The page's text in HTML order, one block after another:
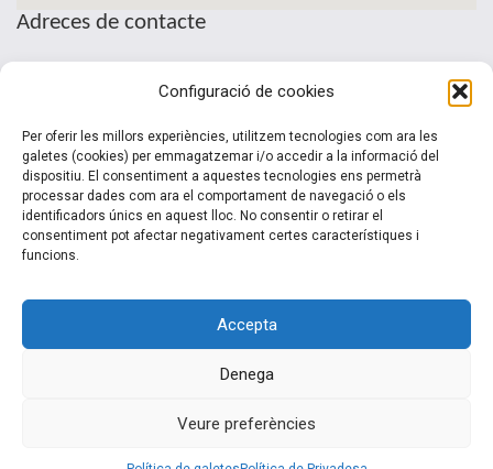
Configuració de cookies
Per oferir les millors experiències, utilitzem tecnologies com ara les
galetes (cookies) per emmagatzemar i/o accedir a la informació del
dispositiu. El consentiment a aquestes tecnologies ens permetrà
processar dades com ara el comportament de navegació o els
identificadors únics en aquest lloc. No consentir o retirar el
consentiment pot afectar negativament certes característiques i
funcions.
Accepta
Denega
Veure preferències
Adreces de contacte
Telèfon: (+34) 937 361 100
clubinternacionalitzacio@cecot.org.
© 2015-2022 Club Cecot Internacionalització. Un desarrollo de